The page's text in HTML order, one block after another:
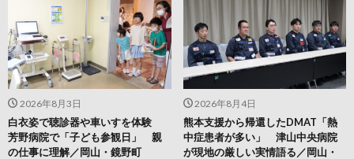
2026年8月4日
熊本支援から帰還したDMAT「熱
中症患者が多い」 津山中央病院
が現地の厳しい実情語る／岡山・
2026年8月3日
白衣姿で聴診器や車いすを体験
芳野病院で「子ども参観日」 親
の仕事に理解／岡山・鏡野町